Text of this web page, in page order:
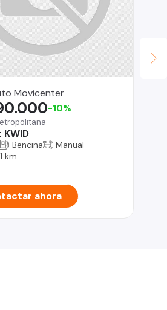
Movicenter
KWID
-10%
Bencina
Manual
km
ahora